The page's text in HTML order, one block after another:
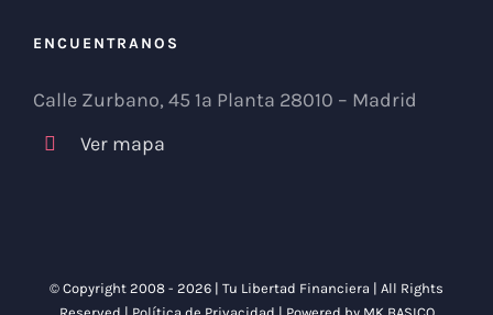
ENCUENTRANOS
Calle Zurbano, 45 1ª Planta 28010 – Madrid
Ver mapa
© Copyright 2008 - 2026 | Tu Libertad Financiera | All Rights
Reserved | Política de Privacidad | Powered by MK BASICO